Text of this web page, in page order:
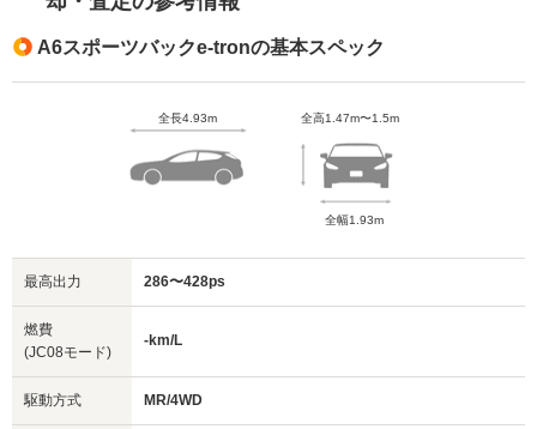
A6スポーツバックe-tronの基本スペック
全長4.93m 全高1.47m〜1.5m
全幅1.93m
最高出力 286〜428ps
燃費
(JC08モード)
-km/L
駆動方式 MR/4WD